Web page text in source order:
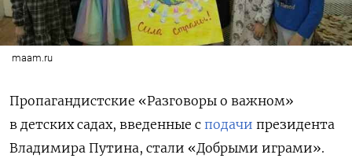
maam.ru
Пропагандистские «Разговоры о важном»
в детских садах, введенные с подачи президента
Владимира Путина, стали «Добрыми играми».